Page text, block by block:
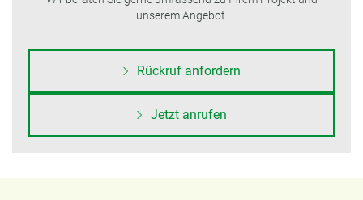
unserem Angebot.
Rückruf anfordern
Jetzt anrufen